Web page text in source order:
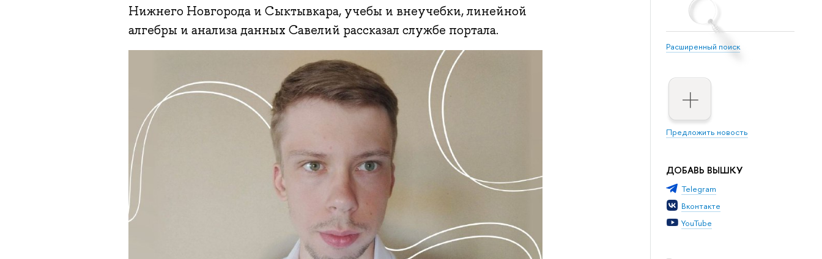
Расширенный поиск
Предложить новость
ДОБАВЬ ВЫШКУ
Telegram
Вконтакте
YouTube
Нижнего Новгорода и Сыктывкара, учебы и внеучебки, линейной
алгебры и анализа данных Савелий рассказал службе портала.